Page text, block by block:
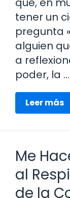
tener un
pregunta
alguien
a
poder, la …
Leer más
Me
al
de la